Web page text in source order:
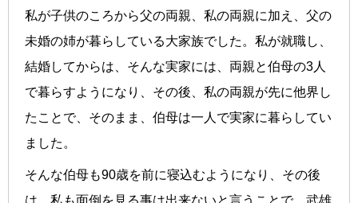
私が子供のころから父の両親、私の両親に加え、父の
未婚の姉が暮らしている大家族でした。私が就職し、
結婚してからは、そんな実家には、両親と伯母の3人
で暮らすようになり、その後、私の両親が先に他界し
たことで、そのまま、伯母は一人で実家に暮らしてい
ました。
そんな伯母も90歳を前に寝込むようになり、その後
は、私も面倒を見る事は出来ないと言うことで、武雄